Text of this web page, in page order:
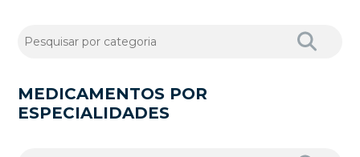
MEDICAMENTOS POR
ESPECIALIDADES